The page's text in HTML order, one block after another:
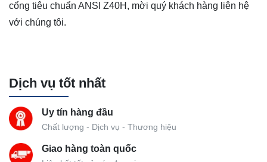
cổng tiêu chuẩn ANSI Z40H, mời quý khách hàng liên hệ
với chúng tôi.
Dịch vụ tốt nhất
Uy tín hàng đầu
Chất lượng - Dịch vụ - Thương hiệu
Giao hàng toàn quốc